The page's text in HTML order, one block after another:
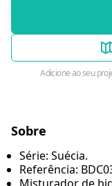
Adicione ao seu
Sobre
Série: Suécia.
Referência: